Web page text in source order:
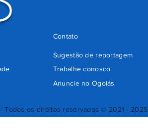
Todos os direitos reservados © 2021 - 2025
Sugestão de reportagem
Trabalhe conosco
Anuncie no Ogoiás
Contato